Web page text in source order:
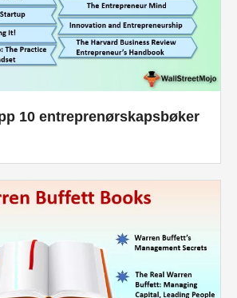
10 entreprenørskapsbøker